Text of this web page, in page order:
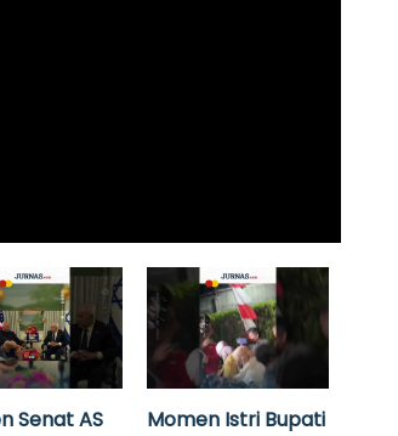
Senat AS Momen Istri Bupati